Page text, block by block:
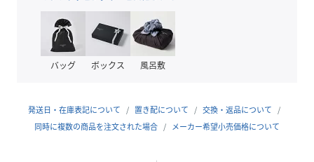
ルックに。
・ハットやサンダルで夏らしさをアピールして。
-----------------------------
裏地:なし
生地感・厚さ:薄手
季節:春・夏
バッグ ボックス 風呂敷
発送日・在庫表記について 置き配について
交換・返品について
同時に複数の商品を注文された場合
メーカー希望小売価格について